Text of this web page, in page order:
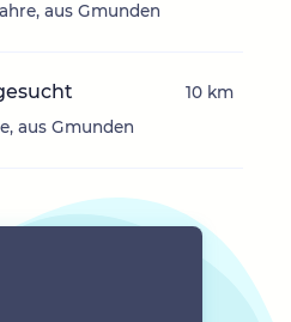
aus Gmunden
aus Gmunden
10 km